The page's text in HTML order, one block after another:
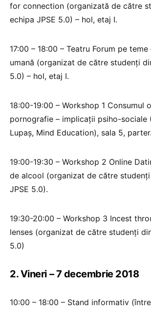
for connection (organizată de către
echipa JPSE 5.0) – hol, etaj I.
17:00 – 18:00 – Teatru Forum pe
umană (organizat de către studenți
5.0) – hol, etaj I.
18:00-19:00 – Workshop 1 Consumul
pornografie – implicații psiho-sociale
Lupaș, Mind Education), sala 5, parter.
19:00-19:30 – Workshop 2 Online
de alcool (organizat de către
JPSE 5.0).
19:30-20:00 – Workshop 3 Incest
lenses (organizat de către studenți
5.0)
2. Vineri – 7 decembrie 2018
10:00 – 18:00 – Stand informativ